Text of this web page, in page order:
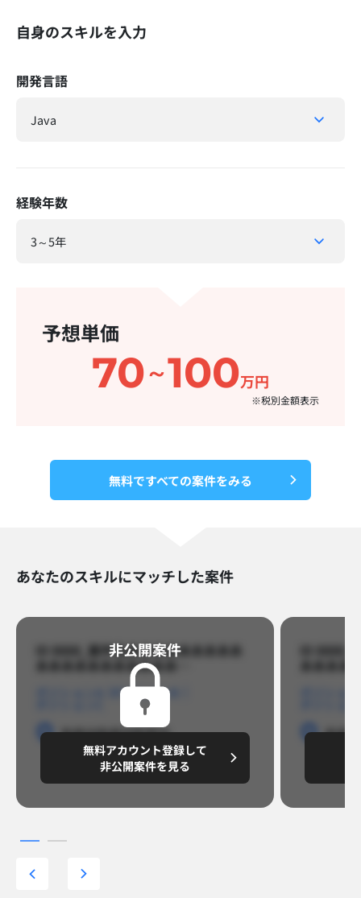
自身のスキルを入力
開発言語
経験年数
予想単価
70～100万円
※税別金額表示​
無料ですべての案件をみる
あなたのスキルにマッチした案件
ID 8888_案件名あああああああああ
あああああああああああ…​
ポジションB
勤務地勤務地勤務地
～8,888,8888円/月
非公開案件​
無料アカウント登録して
非公開案件を見る
ID
勤務地